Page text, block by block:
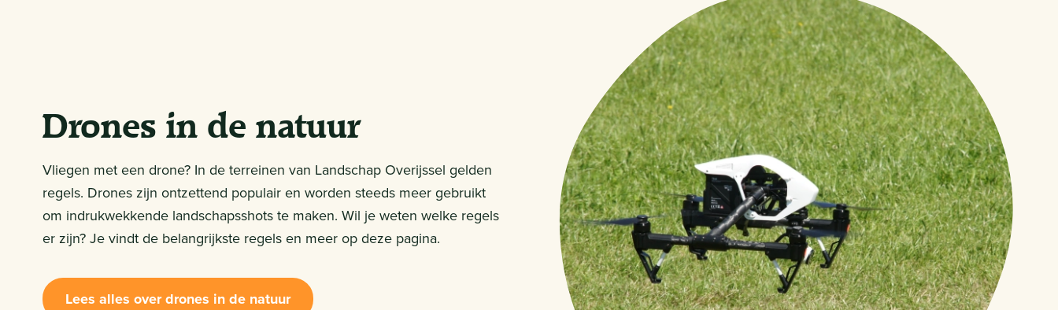
Drones in de natuur
Vliegen met een drone? In de terreinen van Landschap Overijssel gelden
regels. Drones zijn ontzettend populair en worden steeds meer gebruikt
om indrukwekkende landschapsshots te maken. Wil je weten welke regels
er zijn? Je vindt de belangrijkste regels en meer op deze pagina.
Lees alles over drones in de natuur